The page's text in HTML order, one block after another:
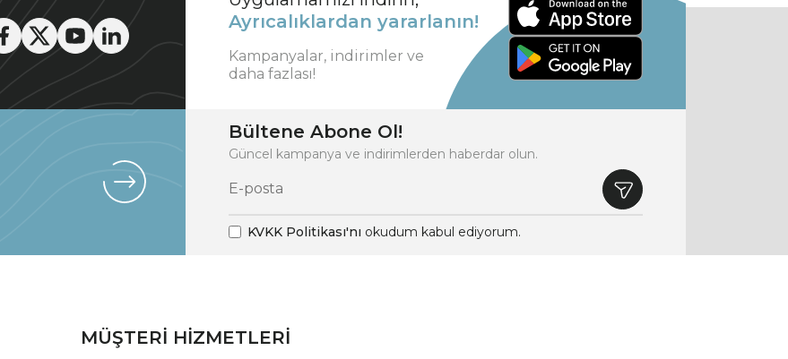
Ayrıcalıklardan yararlanın!
Kampanyalar, indirimler ve
daha fazlası!
Bültene Abone Ol!
Güncel kampanya ve indirimlerden haberdar olun.
KVKK Politikası'nı okudum kabul ediyorum.
MÜŞTERİ HİZMETLERİ